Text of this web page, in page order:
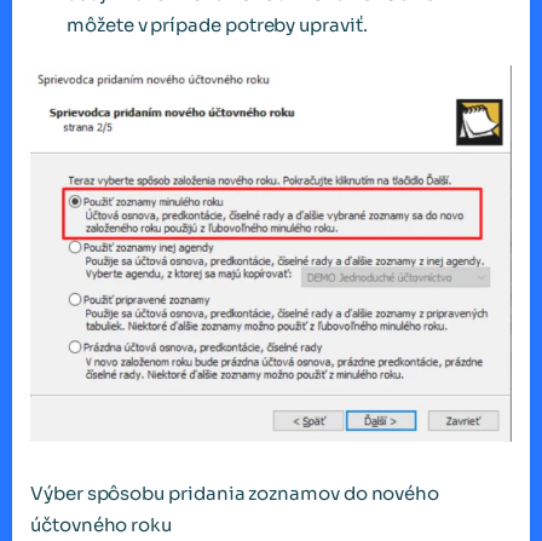
môžete v prípade potreby upraviť.
Výber spôsobu pridania zoznamov do nového
účtovného roku